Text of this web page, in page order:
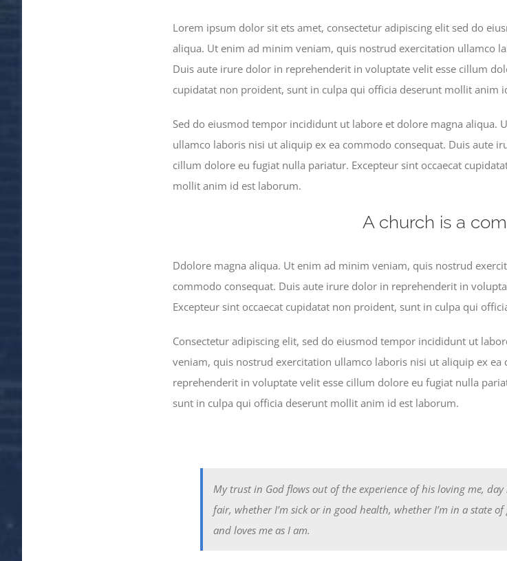
Lorem ipsum dolor sit ets amet, consectetur adipiscing elit sed do
aliqua. Ut enim ad minim veniam, quis nostrud exercitation ullamco
Duis aute irure dolor in reprehenderit in voluptate velit esse cillum
cupidatat non proident, sunt in culpa qui officia deserunt mollit anim
Sed do eiusmod tempor incididunt ut labore et dolore magna aliqua.
ullamco laboris nisi ut aliquip ex ea commodo consequat. Duis aute
cillum dolore eu fugiat nulla pariatur. Excepteur sint occaecat
mollit anim id est laborum.
A church is a
Ddolore magna aliqua. Ut enim ad minim veniam, quis nostrud
commodo consequat. Duis aute irure dolor in reprehenderit in
Excepteur sint occaecat cupidatat non proident, sunt in culpa qui
Consectetur adipiscing elit, sed do eiusmod tempor incididunt ut
veniam, quis nostrud exercitation ullamco laboris nisi ut aliquip ex
reprehenderit in voluptate velit esse cillum dolore eu fugiat nulla
sunt in culpa qui officia deserunt mollit anim id est laborum.
My trust in God flows out of the experience of his loving me,
fair, whether I’m sick or in good health, whether I’m in a state
and loves me as I am.